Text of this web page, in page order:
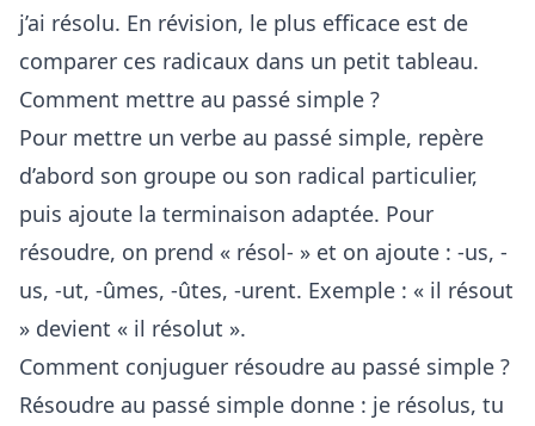
j’ai résolu. En révision, le plus efficace est de
comparer ces radicaux dans un petit tableau.
Comment mettre au passé simple ?
Pour mettre un verbe au passé simple, repère
d’abord son groupe ou son radical particulier,
puis ajoute la terminaison adaptée. Pour
résoudre, on prend « résol- » et on ajoute : -us, -
us, -ut, -ûmes, -ûtes, -urent. Exemple : « il résout
» devient « il résolut ».
Comment conjuguer résoudre au passé simple ?
Résoudre au passé simple donne : je résolus, tu